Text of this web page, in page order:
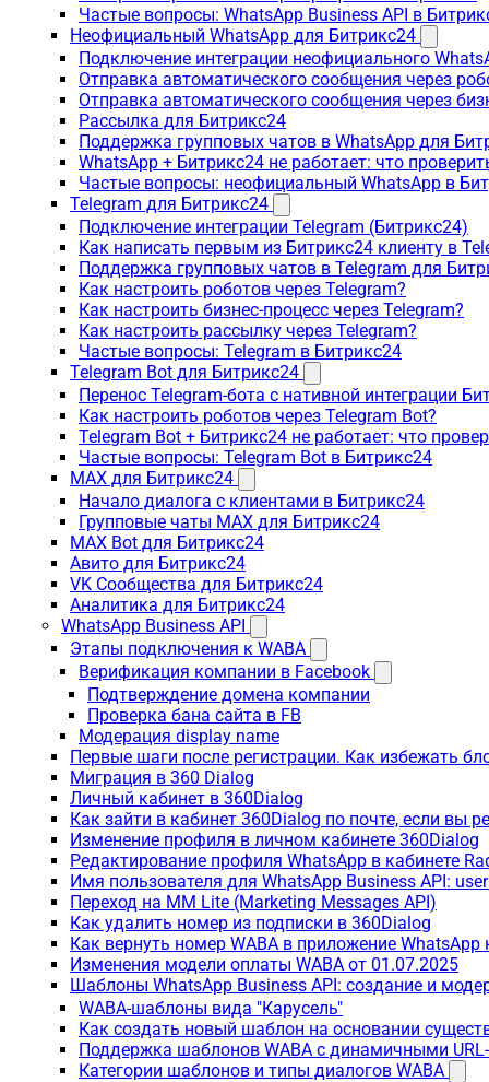
Частые вопросы: WhatsApp Business API в
Неофициальный WhatsApp для Битрикс24
Подключение интеграции неофициального
Отправка автоматического сообщения через
Отправка автоматического сообщения через
Рассылка для Битрикс24
Поддержка групповых чатов в WhatsApp для
WhatsApp + Битрикс24 не работает: что
Частые вопросы: неофициальный WhatsApp в
Telegram для Битрикс24
Подключение интеграции Telegram (Битрикс24)
Как написать первым из Битрикс24 клиенту в
Поддержка групповых чатов в Telegram для
Как настроить роботов через Telegram?
Как настроить бизнес-процесс через Telegram?
Как настроить рассылку через Telegram?
Частые вопросы: Telegram в Битрикс24
Telegram Bot для Битрикс24
Перенос Telegram-бота с нативной интеграции
Как настроить роботов через Telegram Bot?
Telegram Bot + Битрикс24 не работает: что
Частые вопросы: Telegram Bot в Битрикс24
MAX для Битрикс24
Начало диалога с клиентами в Битрикс24
Групповые чаты MAX для Битрикс24
MAX Bot для Битрикс24
Авито для Битрикс24
VK Сообщества для Битрикс24
Аналитика для Битрикс24
WhatsApp Business API
Этапы подключения к WABA
Верификация компании в Facebook
Подтверждение домена компании
Проверка бана сайта в FB
Модерация display name
Первые шаги после регистрации. Как избежать
Миграция в 360 Dialog
Личный кабинет в 360Dialog
Как зайти в кабинет 360Dialog по почте, если вы
Изменение профиля в личном кабинете 360Dialog
Редактирование профиля WhatsApp в кабинете
Имя пользователя для WhatsApp Business API:
Переход на MM Lite (Marketing Messages API)
Как удалить номер из подписки в 360Dialog
Как вернуть номер WABA в приложение WhatsApp
Изменения модели оплаты WABA от 01.07.2025
Шаблоны WhatsApp Business API: создание и
WABA-шаблоны вида "Карусель"
Как создать новый шаблон на основании
Поддержка шаблонов WABA с динамичными
Категории шаблонов и типы диалогов WABA